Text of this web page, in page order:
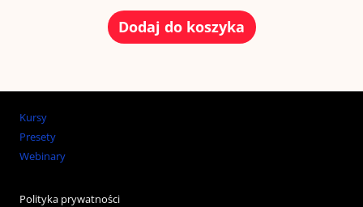
Dodaj do koszyka
Kursy
Presety
Webinary
Polityka prywatności